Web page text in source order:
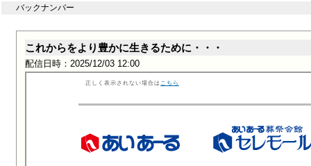
バックナンバー
これからをより豊かに生きるために・・・
配信日時：2025/12/03 12:00